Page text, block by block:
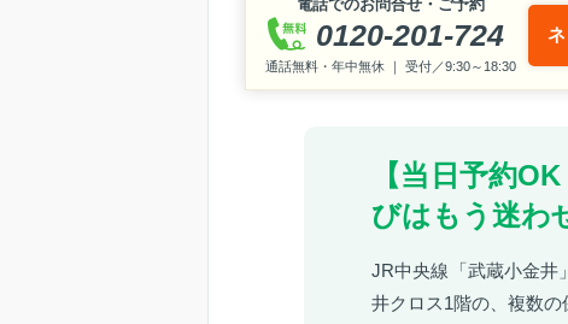
電話でのお問合せ・ご予約
0120-201-724
通話無料・年中無休 ｜ 受付／9:30～18:30
【当日予約
びはもう迷わ
JR中央線「武蔵小金井
井クロス1階の、複数の